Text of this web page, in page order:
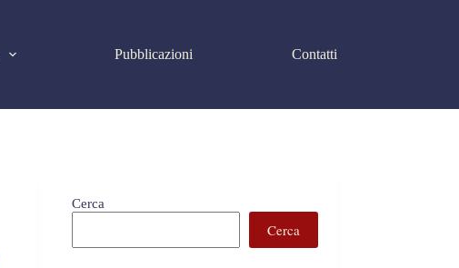
Pubblicazioni Contatti
Cerca
Cerca